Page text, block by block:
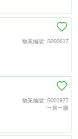
物業編號: S000617
物業編號: S001977
一房一廳